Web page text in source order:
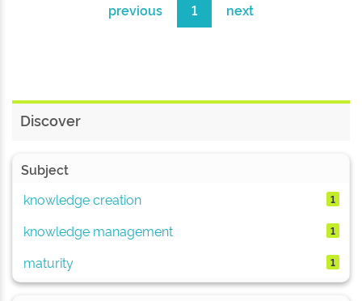
previous 1 next
Discover
Subject
knowledge creation
1
knowledge management 1
maturity 1